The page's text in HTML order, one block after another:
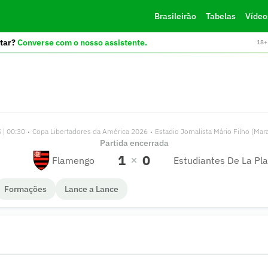
Brasileirão Tabelas
Converse com o nosso assistente.
| 00:30 • Copa Libertadores da América 2026 • Estadio Jornalista Mário Filho
Partida encerrada
Flamengo 1 0 Estudiantes De La
Formações Lance a Lance